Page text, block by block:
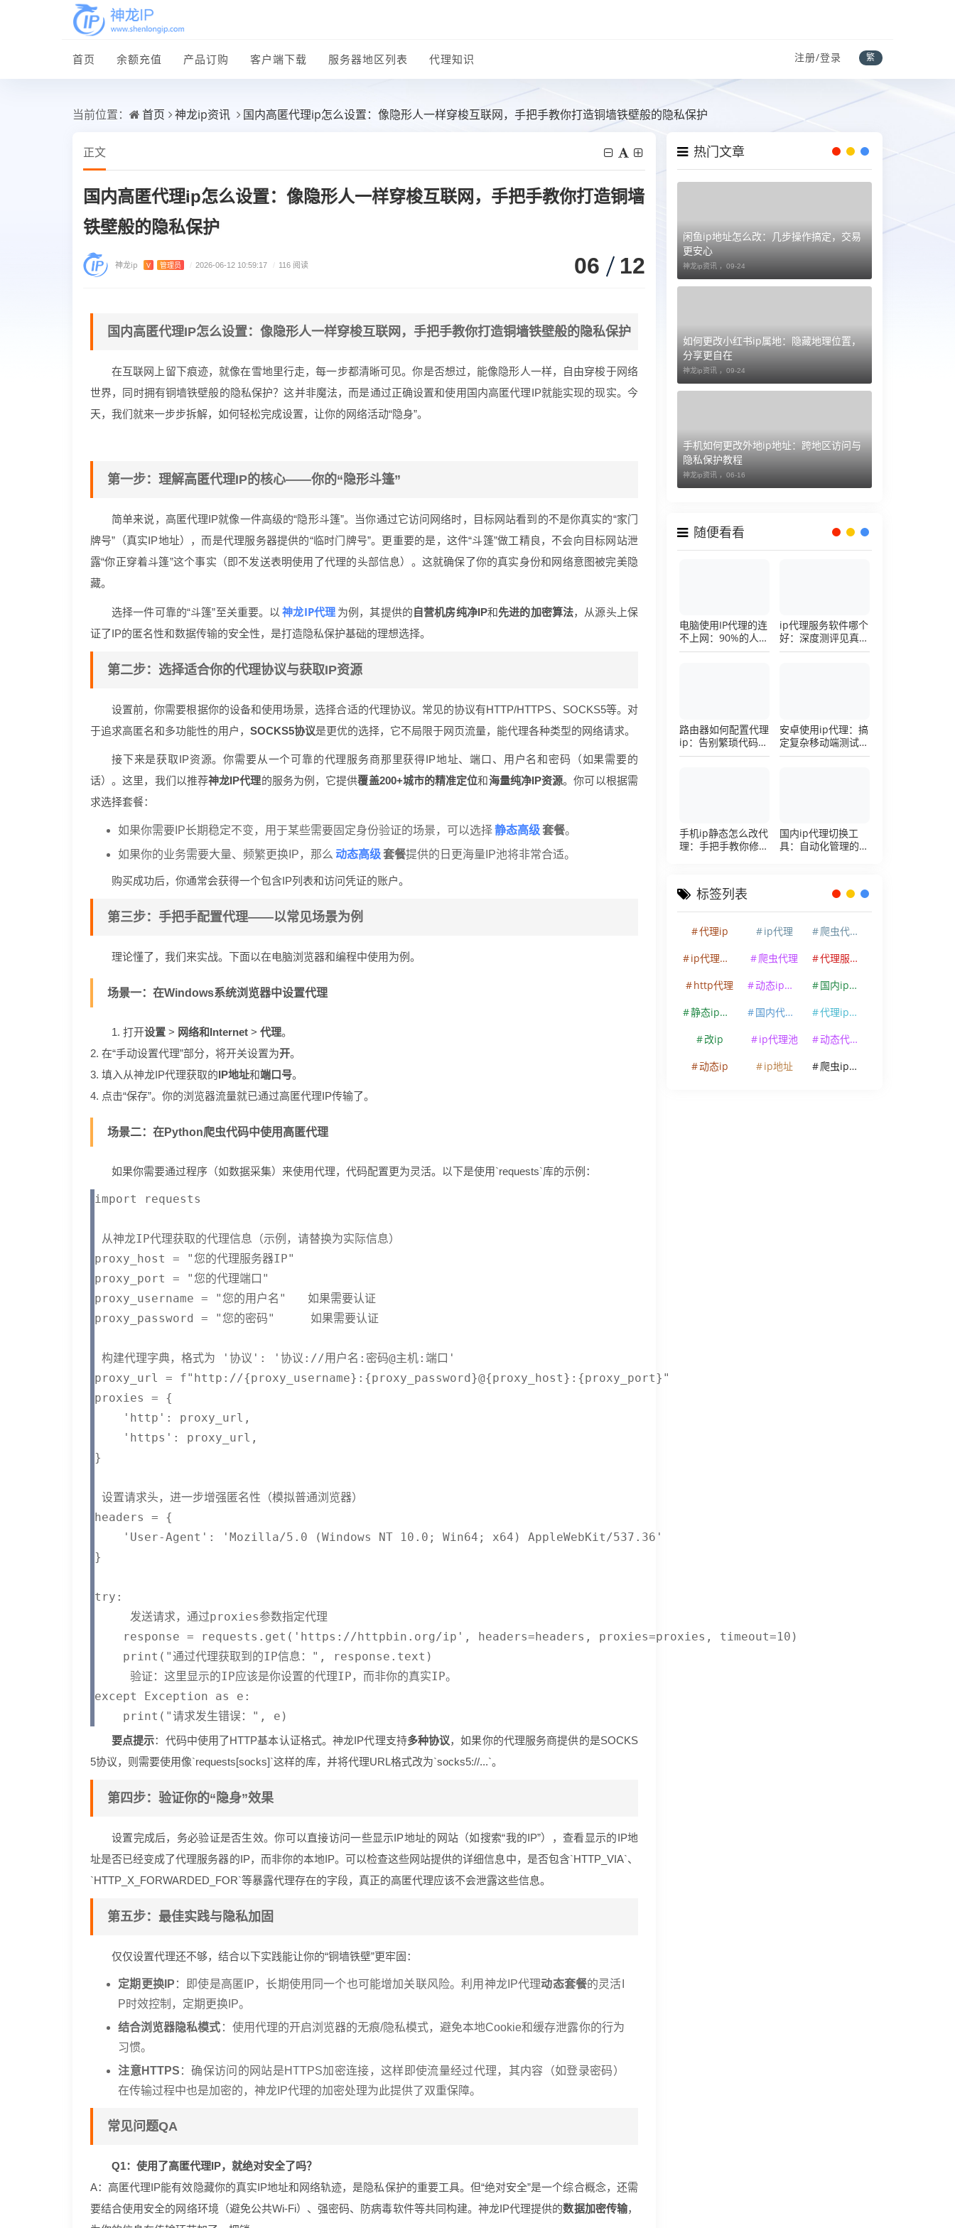
首页 余额充值 产品订购 客户端下载 服务器地区列表 代理知识 注册/登录 繁
当前位置： 首页 神龙ip资讯 国内高匿代理ip怎么设置：像隐形人一样穿梭互联网，手把手教你打造铜墙铁壁般的隐私保护
正文
国内高匿代理ip怎么设置：像隐形人一样穿梭互联网，手把手教你打造铜墙
铁壁般的隐私保护
神龙ip V 管理员 / 2026-06-12 10:59:17 / 116 阅读 06 12
国内高匿代理IP怎么设置：像隐形人一样穿梭互联网，手把手教你打造铜墙铁壁般的隐私保护
在互联网上留下痕迹，就像在雪地里行走，每一步都清晰可见。你是否想过，能像隐形人一样，自由穿梭于网络
世界，同时拥有铜墙铁壁般的隐私保护？这并非魔法，而是通过正确设置和使用国内高匿代理IP就能实现的现实。今
天，我们就来一步步拆解，如何轻松完成设置，让你的网络活动“隐身”。
第一步：理解高匿代理IP的核心——你的“隐形斗篷”
简单来说，高匿代理IP就像一件高级的“隐形斗篷”。当你通过它访问网络时，目标网站看到的不是你真实的“家门
牌号”（真实IP地址），而是代理服务器提供的“临时门牌号”。更重要的是，这件“斗篷”做工精良，不会向目标网站泄
露“你正穿着斗篷”这个事实（即不发送表明使用了代理的头部信息）。这就确保了你的真实身份和网络意图被完美隐
藏。
选择一件可靠的“斗篷”至关重要。以 神龙IP代理 为例，其提供的自营机房纯净IP和先进的加密算法，从源头上保
证了IP的匿名性和数据传输的安全性，是打造隐私保护基础的理想选择。
第二步：选择适合你的代理协议与获取IP资源
设置前，你需要根据你的设备和使用场景，选择合适的代理协议。常见的协议有HTTP/HTTPS、SOCKS5等。对
于追求高匿名和多功能性的用户， SOCKS5协议是更优的选择，它不局限于网页流量，能代理各种类型的网络请求。
接下来是获取IP资源。你需要从一个可靠的代理服务商那里获得IP地址、端口、用户名和密码（如果需要的
话）。这里，我们以推荐神龙IP代理的服务为例，它提供覆盖200+城市的精准定位和海量纯净IP资源。你可以根据需
求选择套餐：
如果你需要IP长期稳定不变，用于某些需要固定身份验证的场景，可以选择静态高级套餐。
如果你的业务需要大量、频繁更换IP，那么 动态高级套餐提供的日更海量IP池将非常合适。
购买成功后，你通常会获得一个包含IP列表和访问凭证的账户。
第三步：手把手配置代理——以常见场景为例
理论懂了，我们来实战。下面以在电脑浏览器和编程中使用为例。
场景一：在Windows系统浏览器中设置代理
1. 打开设置 > 网络和Internet > 代理。
2. 在“手动设置代理”部分，将开关设置为开。
3. 填入从神龙IP代理获取的IP地址和端口号。
4. 点击“保存”。你的浏览器流量就已通过高匿代理IP传输了。
场景二：在Python爬虫代码中使用高匿代理
如果你需要通过程序（如数据采集）来使用代理，代码配置更为灵活。以下是使用`requests`库的示例：
import requests
从神龙IP代理获取的代理信息（示例，请替换为实际信息）
proxy_host = "您的代理服务器IP"
proxy_port = "您的代理端口"
proxy_username = "您的用户名"   如果需要认证
proxy_password = "您的密码"     如果需要认证
构建代理字典，格式为 '协议': '协议://用户名:密码@主机:端口'
proxy_url = f"http://{proxy_username}:{proxy_password}@{proxy_host}:{proxy_port}"
proxies = {
    'http': proxy_url,
    'https': proxy_url,
}
设置请求头，进一步增强匿名性（模拟普通浏览器）
headers = {
    'User-Agent': 'Mozilla/5.0 (Windows NT 10.0; Win64; x64) AppleWebKit/537.36'
}
try:
     发送请求，通过proxies参数指定代理
    response = requests.get('https://httpbin.org/ip', headers=headers, proxies=proxies, timeout=10)
    print("通过代理获取到的IP信息：", response.text)
     验证：这里显示的IP应该是你设置的代理IP，而非你的真实IP。
except Exception as e:
要点提示：代码中使用了HTTP基本认证格式。神龙IP代理支持多种协议，如果你的代理服务商提供的是SOCKS
5协议，则需要使用像`requests[socks]`这样的库，并将代理URL格式改为`socks5://...`。
第四步：验证你的“隐身”效果
设置完成后，务必验证是否生效。你可以直接访问一些显示IP地址的网站（如搜索“我的IP”），查看显示的IP地
址是否已经变成了代理服务器的IP，而非你的本地IP。可以检查这些网站提供的详细信息中，是否包含`HTTP_VIA`、
`HTTP_X_FORWARDED_FOR`等暴露代理存在的字段，真正的高匿代理应该不会泄露这些信息。
第五步：最佳实践与隐私加固
仅仅设置代理还不够，结合以下实践能让你的“铜墙铁壁”更牢固：
定期更换IP ：即使是高匿IP，长期使用同一个也可能增加关联风险。利用神龙IP代理动态套餐的灵活I
P时效控制，定期更换IP。
结合浏览器隐私模式 ：使用代理的开启浏览器的无痕/隐私模式，避免本地Cookie和缓存泄露你的行为
习惯。
注意HTTPS ：确保访问的网站是HTTPS加密连接，这样即使流量经过代理，其内容（如登录密码）
在传输过程中也是加密的，神龙IP代理的加密处理为此提供了双重保障。
常见问题QA
Q1：使用了高匿代理IP，就绝对安全了吗？
A：高匿代理IP能有效隐藏你的真实IP地址和网络轨迹，是隐私保护的重要工具。但“绝对安全”是一个综合概念，还需
要结合使用安全的网络环境（避免公共Wi-Fi）、强密码、防病毒软件等共同构建。神龙IP代理提供的数据加密传输，
热门文章
闲鱼ip地址怎么改：几步操作搞定，交易
更安心
神龙ip资讯 ， 09-24
如何更改小红书ip属地：隐藏地理位置，
分享更自在
神龙ip资讯 ， 09-24
手机如何更改外地ip地址：跨地区访问与
隐私保护教程
神龙ip资讯 ， 06-16
随便看看
电脑使用IP代理的连
不上网：90%的人踩
过这个坑，一招修复
ip代理服务软件哪个
好：深度测评见真
章，帮你把钱花在刀
路由器如何配置代理
ip：告别繁琐代码，
详解底层配置逻辑
安卓使用ip代理：搞
定复杂移动端测试环
境的超详细配置手册
手机ip静态怎么改代
理：手把手教你修改
国内ip代理切换工
具：自动化管理的效
标签列表
代理ip ip代理
爬虫代理ip
ip代理软件
爬虫代理
代理服务器
http代理
动态ip代理
国内ip代理
静态ip代理
国内代理ip
代理ip软件
改ip
ip代理池
动态代理ip
动态ip
ip地址 爬虫ip代理